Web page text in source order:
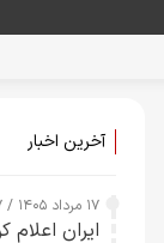
آخرین اخبار
۱۷ مرداد ۱۴۰۵ / ۱۷:۲۷
ایران